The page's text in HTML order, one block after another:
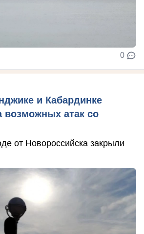
0
и Кабардинке
возможных атак со
от Новороссийска закрыли